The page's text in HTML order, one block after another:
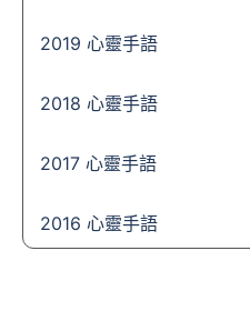
2019 心靈手語
2018 心靈手語
2017 心靈手語
2016 心靈手語